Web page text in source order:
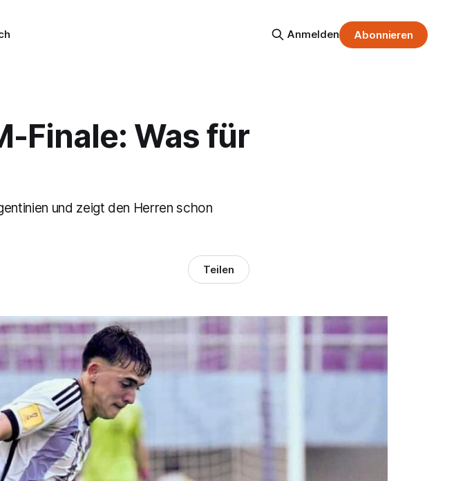
Anmelden Abonnieren
Finale: Was für
und zeigt den Herren schon
Teilen